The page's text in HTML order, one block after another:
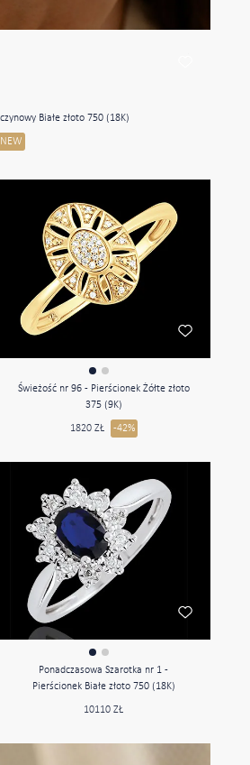
Białe złoto 750 (18K)
NEW
Świeżość nr 96 - Pierścionek Żółte złoto
375 (9K)
1820 ZŁ -42%
Ponadczasowa Szarotka nr 1 -
Pierścionek Białe złoto 750 (18K)
10110 ZŁ